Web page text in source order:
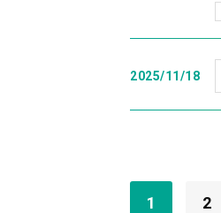
2025/11/18
1 2